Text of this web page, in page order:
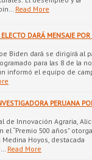
Read More
DARÁ MENSAJE
Biden dará se dirigirá al
para las 8 de la
informó el equipo de
PERUANA
de Innovación Agraria,
“Premio 500 años”
Hoyos, destacada
Read More